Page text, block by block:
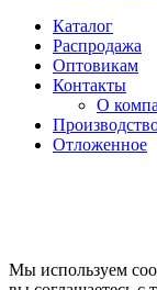
Каталог
Распродажа
Оптовикам
Контакты
О
Отложенное
Мы используем